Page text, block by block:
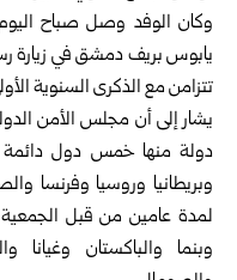
وكان الوفد وصل صباح
يابوس بريف دمشق في زيارة
تتزامن مع الذكرى السنوية
دولة منها خمس دول دائمة
لمدة عامين من قبل الجمعية
وبنما والباكستان وغيانا